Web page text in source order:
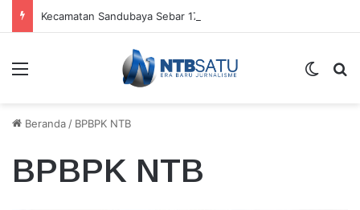
Menu
Beranda / BPBPK NTB
BPBPK NTB